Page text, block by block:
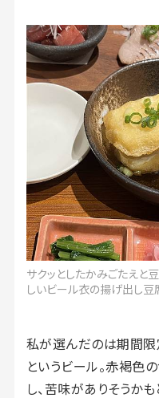
サクッとしたかみごたえと
しいビール衣の揚げ出し豆
私が選んだのは期間限
というビール。赤褐色
し、苦味がありそうか